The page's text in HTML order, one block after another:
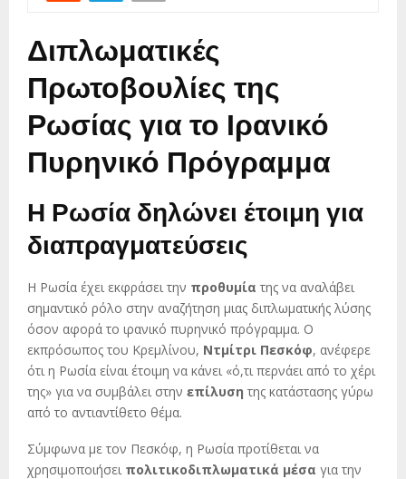
Διπλωματικές
Πρωτοβουλίες της
Ρωσίας για το Ιρανικό
Πυρηνικό Πρόγραμμα
Η Ρωσία δηλώνει έτοιμη για
διαπραγματεύσεις
Η Ρωσία έχει εκφράσει την προθυμία της να αναλάβει
σημαντικό ρόλο στην αναζήτηση μιας διπλωματικής λύσης
όσον αφορά το ιρανικό πυρηνικό πρόγραμμα. Ο
εκπρόσωπος του Κρεμλίνου, Ντμίτρι Πεσκόφ, ανέφερε
ότι η Ρωσία είναι έτοιμη να κάνει «ό,τι περνάει από το χέρι
της» για να συμβάλει στην επίλυση της κατάστασης γύρω
από το αντιαντίθετο θέμα.
Σύμφωνα με τον Πεσκόφ, η Ρωσία προτίθεται να
χρησιμοποιήσει πολιτικοδιπλωματικά μέσα για την